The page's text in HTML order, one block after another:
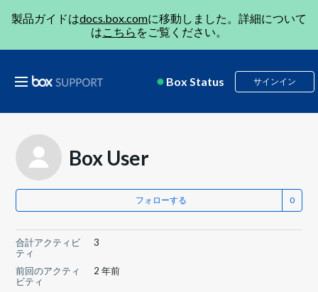
製品ガイドはdocs.box.comに移動しました。詳細について
はこちら をご覧ください。
Box Status サインイン
Box User
フォローする
合計アクティビ
ティ
3
前回のアクティ
ビティ
2 年前